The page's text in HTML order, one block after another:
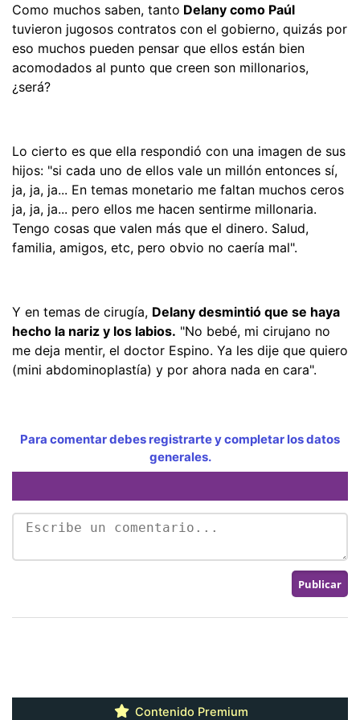
Como muchos saben, tanto Delany como Paúl
tuvieron jugosos contratos con el gobierno, quizás por
eso muchos pueden pensar que ellos están bien
acomodados al punto que creen son millonarios,
¿será?
Lo cierto es que ella respondió con una imagen de sus
hijos: "si cada uno de ellos vale un millón entonces sí,
ja, ja, ja... En temas monetario me faltan muchos ceros
ja, ja, ja... pero ellos me hacen sentirme millonaria.
Tengo cosas que valen más que el dinero. Salud,
familia, amigos, etc, pero obvio no caería mal".
Y en temas de cirugía, Delany desmintió que se haya
hecho la nariz y los labios. "No bebé, mi cirujano no
me deja mentir, el doctor Espino. Ya les dije que quiero
(mini abdominoplastía) y por ahora nada en cara".
Para comentar debes registrarte y completar los datos
generales.
Contenido Premium